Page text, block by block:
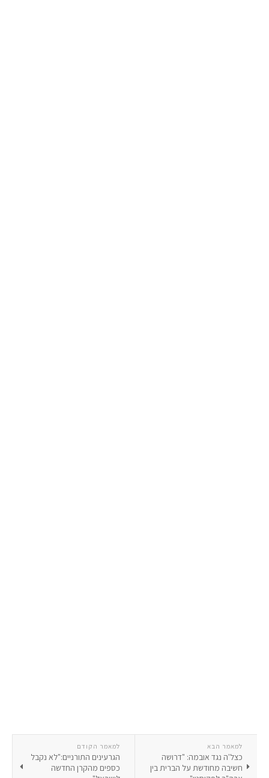
למאמר הקודם
הגרעינים התורניים:"לא נקבל
כספים מהקרן החדשה
למאמר הבא
כצל'ה נגד אובמה: "דרושה
חשיבה מחודשת על הברית בין